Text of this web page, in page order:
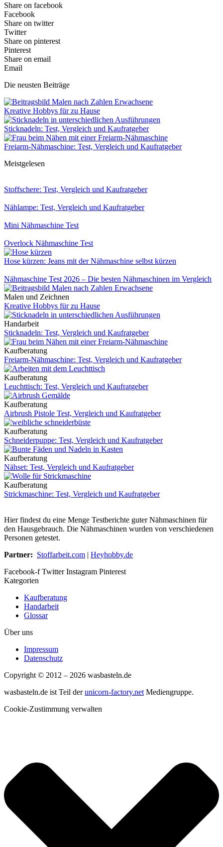
Share on facebook
Facebook
Share on twitter
Twitter
Share on pinterest
Pinterest
Share on email
Email
Die neusten Beiträge
Kreative Hobbys für zu Hause
Sticknadeln: Test, Vergleich und Kaufratgeber
Freiarm-Nähmaschine: Test, Vergleich und Kaufratgeber
Meistgelesen
Stoffschere: Test, Vergleich und Kaufratgeber
Nählampe: Test, Vergleich und Kaufratgeber
Mini Nähmaschine Test
Overlock Nähmaschine Test
Hose kürzen: Jeans mit der Nähmaschine selbst kürzen
Nähmaschine Test 2026 – Die besten Nähmaschinen im Vergleich
Malen und Zeichnen
Kreative Hobbys für zu Hause
Handarbeit
Sticknadeln: Test, Vergleich und Kaufratgeber
Kaufberatung
Freiarm-Nähmaschine: Test, Vergleich und Kaufratgeber
Kaufberatung
Leuchttisch: Test, Vergleich und Kaufratgeber
Kaufberatung
Airbrush Pistole Test, Vergleich und Kaufratgeber
Kaufberatung
Schneiderpuppe: Test, Vergleich und Kaufratgeber
Kaufberatung
Nähset: Test, Vergleich und Kaufratgeber
Kaufberatung
Strickmaschine: Test, Vergleich und Kaufratgeber
Hier findest du eine Menge Testberichte guter Nähmaschinen für
den Hausgebrauch. Die Nähmaschinen wurden von verschiedenen
Personen getestet.
Partner: Stoffarbeit.com | Heyhobby.de
Facebook-f Twitter Instagram Pinterest
Kategorien
Kaufberatung
Handarbeit
Glossar
Über uns
Impressum
Datenschutz
Copyright © 2012 – 2026 wasbasteln.de
wasbasteln.de ist Teil derunicorn-factory.net Mediengruppe.
Cookie-Zustimmung verwalten